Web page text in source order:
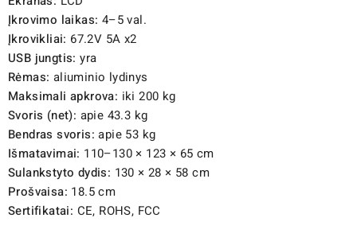
Įkrovimo laikas: 4–5 val.
Įkrovikliai: 67.2V 5A x2
USB jungtis: yra
Rėmas: aliuminio lydinys
Maksimali apkrova: iki 200 kg
Svoris (net): apie 43.3 kg
Bendras svoris: apie 53 kg
Išmatavimai: 110–130 × 123 × 65 cm
Sulankstyto dydis: 130 × 28 × 58 cm
Prošvaisa: 18.5 cm
Sertifikatai: CE, ROHS, FCC